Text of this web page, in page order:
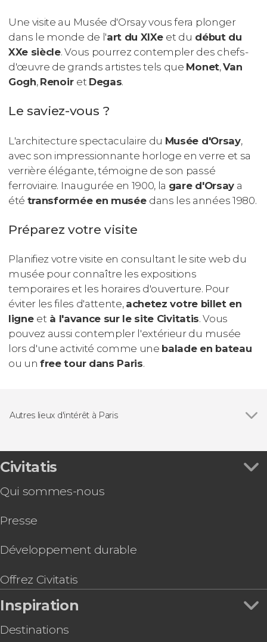
Une visite au Musée d'Orsay vous fera plonger
dans le monde de l'art du XIXe et du début du
XXe siècle. Vous pourrez contempler des chefs-
d'œuvre de grands artistes tels que Monet,Van
Gogh, Renoir et Degas.
Le saviez-vous ?
L'architecture spectaculaire du Musée d'Orsay,
avec son impressionnante horloge en verre et sa
verrière élégante, témoigne de son passé
ferroviaire. Inaugurée en 1900, la gare d'Orsaya
été transformée en musée dans les années 1980.
Préparez votre visite
Planifiez votre visite en consultant le site web du
musée pour connaître les expositions
temporaires et les horaires d'ouverture. Pour
éviter les files d'attente, achetez votre billet en
ligne et à l'avance sur le site Civitatis. Vous
pouvez aussi contempler l'extérieur du musée
lors d'une activité comme une balade en bateau
ou unfree tour dans Paris.
Autres lieux d'intérêt à Paris
Musée du Louvre
Hôtel des Invalides
Civitatis
Qui sommes-nous
Presse
Développement durable
Offrez Civitatis
Inspiration
Destinations